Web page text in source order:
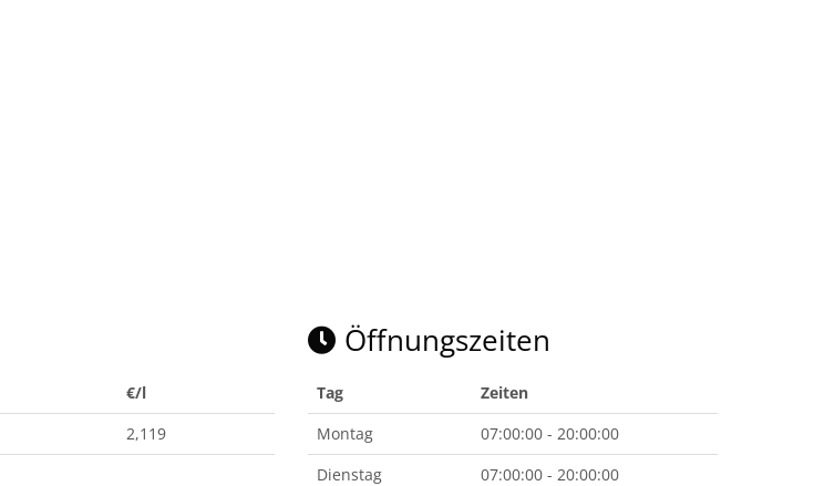
€/l
2,119
Öffnungszeiten
Tag
Zeiten
Montag
07:00:00 - 20:00:00
Dienstag
07:00:00 - 20:00:00